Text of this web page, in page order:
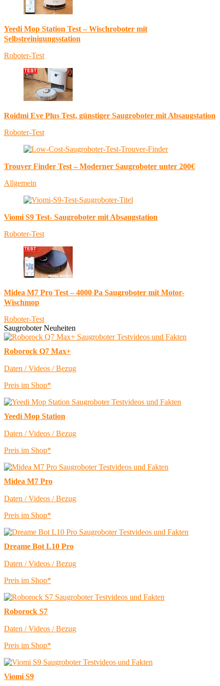
Yeedi Mop Station Test – Wischroboter mit
Selbstreinigungsstation
Roboter-Test
Roidmi Eve Plus Test, günstiger Saugroboter mit Absaugstation
Roboter-Test
Trouver Finder Test – Moderner Saugroboter unter 200€
Allgemein
Viomi S9 Test- Saugroboter mit Absaugstation
Roboter-Test
Midea M7 Pro Test – 4000 Pa Saugroboter mit Motor-
Wischmop
Roboter-Test
Saugroboter Neuheiten
Roborock Q7 Max+
Daten / Videos / Bezug
Preis im Shop*
Yeedi Mop Station
Daten / Videos / Bezug
Preis im Shop*
Midea M7 Pro
Daten / Videos / Bezug
Preis im Shop*
Dreame Bot L10 Pro
Daten / Videos / Bezug
Preis im Shop*
Roborock S7
Daten / Videos / Bezug
Preis im Shop*
Viomi S9